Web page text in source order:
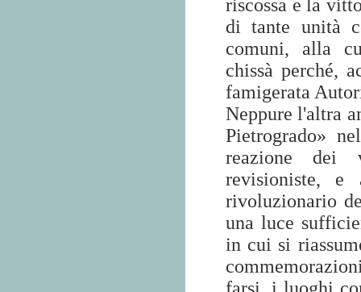
riscossa e la
di tante unità
comuni, alla
chissà perché,
famigerata
Neppure l'altra
Pietrogrado»
reazione dei
revisioniste, e
rivoluzionario
una luce
in cui si